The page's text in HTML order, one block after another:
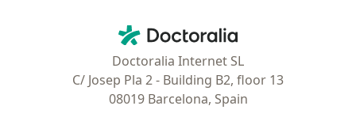
Doctoralia - Página de inicio
Doctoralia Internet SL
C/ Josep Pla 2 - Building B2, floor 13
08019 Barcelona, Spain